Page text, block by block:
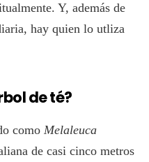
Y, además de
hay quien lo utliza
de té?
como Melaleuca
de casi cinco metros